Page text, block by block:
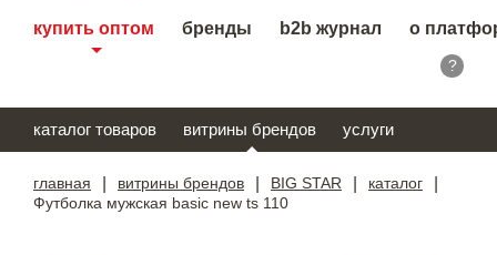
купить оптом бренды b2b журнал о
?
каталог товаров витрины брендов услуги
главная витрины брендов BIG STAR каталог
Футболка мужская basic new ts 110